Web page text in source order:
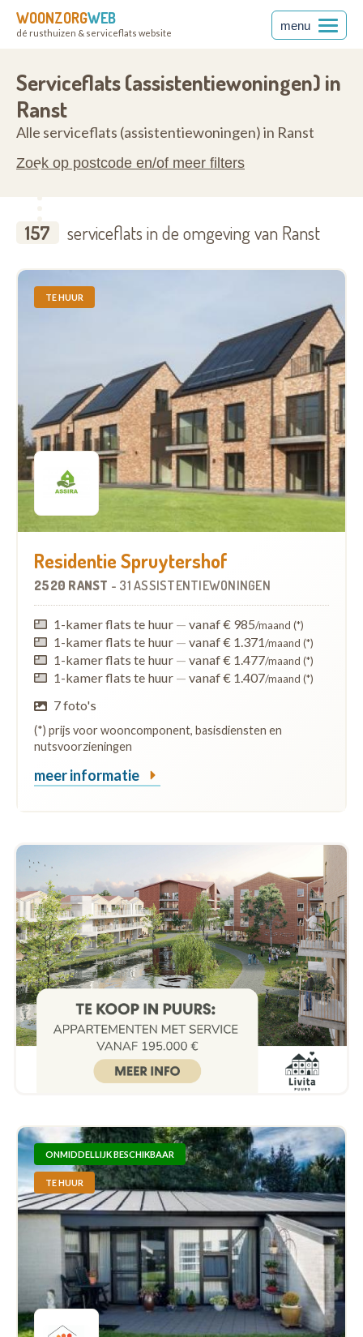
WOONZORGWEB
dé rusthuizen & serviceflats website
menu
Serviceflats (assistentiewoningen) in
Ranst
Alle serviceflats (assistentiewoningen) in Ranst
Zoek op postcode en/of meer filters
157 serviceflats in de omgeving van Ranst
TE HUUR
Residentie Spruytershof
2520 RANST - 31 ASSISTENTIEWONINGEN
1-kamer flats te huur — vanaf € 985/maand (*)
1-kamer flats te huur — vanaf € 1.371/maand (*)
1-kamer flats te huur — vanaf € 1.477/maand (*)
1-kamer flats te huur — vanaf € 1.407/maand (*)
7 foto's
(*) prijs voor wooncomponent, basisdiensten en
nutsvoorzieningen
meer informatie
ONMIDDELLIJK BESCHIKBAAR
TE HUUR